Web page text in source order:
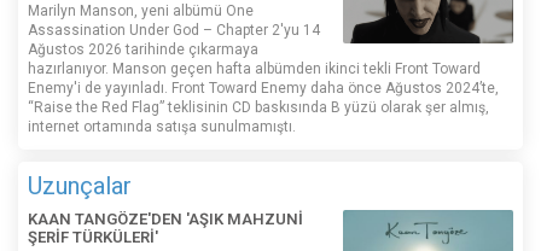
Marilyn Manson, yeni albümü One
Assassination Under God – Chapter 2'yu 14
Ağustos 2026 tarihinde çıkarmaya
hazırlanıyor. Manson geçen hafta albümden ikinci tekli Front Toward
Enemy'i de yayınladı. Front Toward Enemy daha önce Ağustos 2024’te,
“Raise the Red Flag” teklisinin CD baskısında B yüzü olarak şer almış,
internet ortamında satışa sunulmamıştı.
Uzunçalar
KAAN TANGÖZE'DEN 'AŞIK MAHZUNİ
ŞERİF TÜRKÜLERİ'